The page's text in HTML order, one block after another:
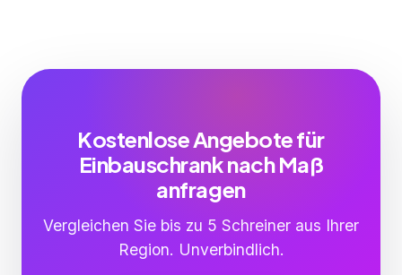
Kostenlose Angebote für
Einbauschrank nach Maß
anfragen
Vergleichen Sie bis zu 5 Schreiner aus Ihrer
Region. Unverbindlich.